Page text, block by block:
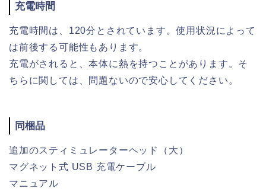
充電時間
充電時間は、120分とされています。使用状況によって
は前後する可能性もあります。
充電がされると、本体に熱を持つことがあります。そ
ちらに関しては、問題ないので安心してください。
同梱品
追加のスティミュレーターヘッド（大）
マグネット式 USB 充電ケーブル​
マニュアル